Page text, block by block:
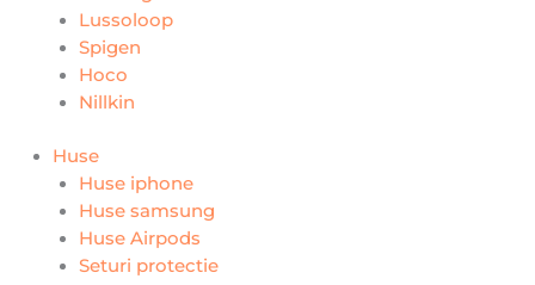
Lussoloop
Spigen
Hoco
Nillkin
Huse
Huse iphone
Huse samsung
Huse Airpods
Seturi protectie